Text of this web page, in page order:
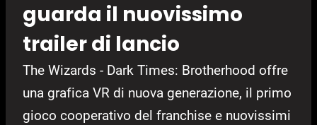
guarda il nuovissimo
trailer di lancio
The Wizards - Dark Times: Brotherhood offre
una grafica VR di nuova generazione, il primo
gioco cooperativo del franchise e nuovissimi